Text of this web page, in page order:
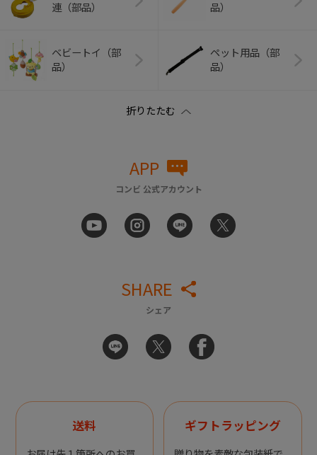
連（部品）
品）
ベビートイ（部
品）
ペット用品（部
品）
APP
コンビ 公式アカウント
SHARE
シェア
送料 ギフトラッピング